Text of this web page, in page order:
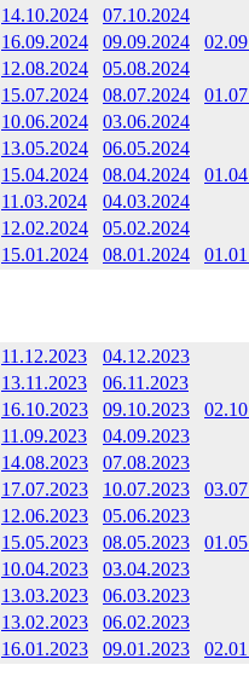
14.10.2024
07.10.2024
16.09.2024 09.09.2024
12.08.2024
05.08.2024
15.07.2024 08.07.2024
10.06.2024
03.06.2024
13.05.2024
06.05.2024
15.04.2024 08.04.2024
11.03.2024
04.03.2024
12.02.2024
05.02.2024
15.01.2024 08.01.2024
11.12.2023
04.12.2023
13.11.2023
06.11.2023
16.10.2023 09.10.2023
11.09.2023
04.09.2023
14.08.2023
07.08.2023
17.07.2023 10.07.2023
12.06.2023
05.06.2023
15.05.2023 08.05.2023
10.04.2023
03.04.2023
13.03.2023
06.03.2023
13.02.2023
06.02.2023
16.01.2023 09.01.2023